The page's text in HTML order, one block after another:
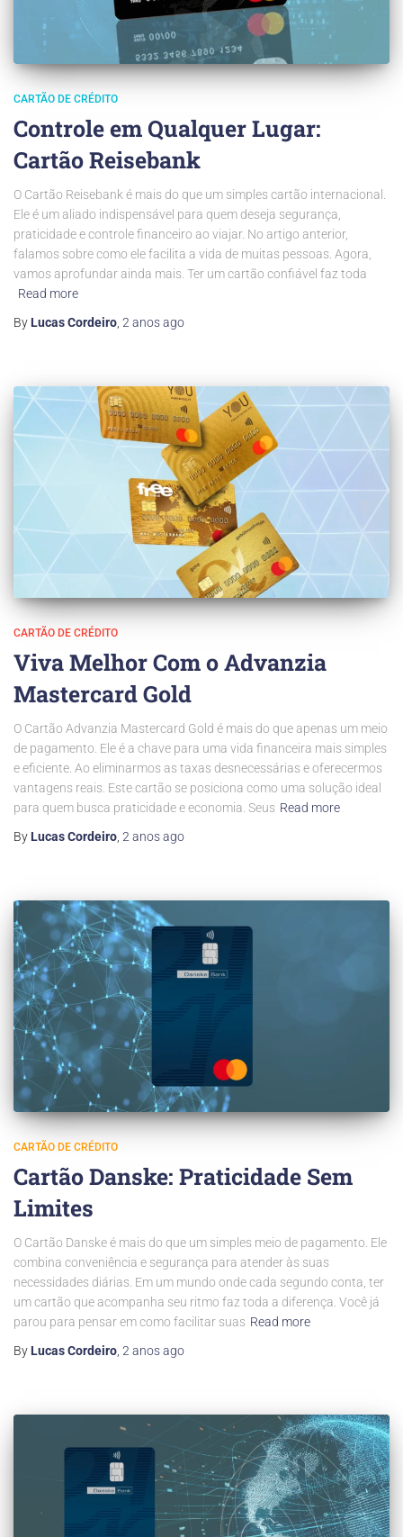
CARTÃO DE CRÉDITO
Controle em Qualquer Lugar:
Cartão Reisebank
O Cartão Reisebank é mais do que um simples cartão internacional.
Ele é um aliado indispensável para quem deseja segurança,
praticidade e controle financeiro ao viajar. No artigo anterior,
falamos sobre como ele facilita a vida de muitas pessoas. Agora,
vamos aprofundar ainda mais. Ter um cartão confiável faz toda
Read more
By Lucas Cordeiro, 2 anosago
CARTÃO DE CRÉDITO
Viva Melhor Com o Advanzia
Mastercard Gold
O Cartão Advanzia Mastercard Gold é mais do que apenas um meio
de pagamento. Ele é a chave para uma vida financeira mais simples
e eficiente. Ao eliminarmos as taxas desnecessárias e oferecermos
vantagens reais. Este cartão se posiciona como uma solução ideal
para quem busca praticidade e economia. Seus Read more
By Lucas Cordeiro, 2 anosago
CARTÃO DE CRÉDITO
Cartão Danske: Praticidade Sem
Limites
O Cartão Danske é mais do que um simples meio de pagamento. Ele
combina conveniência e segurança para atender às suas
necessidades diárias. Em um mundo onde cada segundo conta, ter
um cartão que acompanha seu ritmo faz toda a diferença. Você já
parou para pensar em como facilitar suas Read more
By Lucas Cordeiro, 2 anosago